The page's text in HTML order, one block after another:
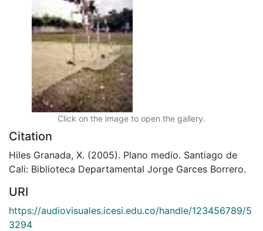
Click on the image to open the gallery.
Citation
Hiles Granada, X. (2005). Plano medio. Santiago de
Cali: Biblioteca Departamental Jorge Garces Borrero.
URI
https://audiovisuales.icesi.edu.co/handle/123456789/5
3294